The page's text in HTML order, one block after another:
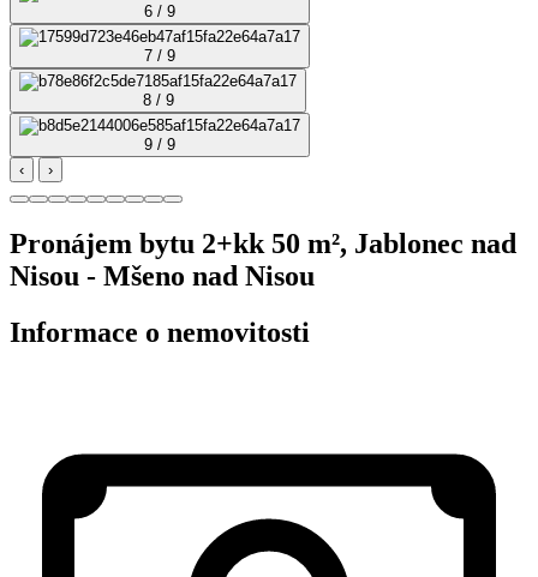
6 / 9
7 / 9
8 / 9
9 / 9
‹
›
Pronájem bytu 2+kk 50 m², Jablonec nad
Nisou - Mšeno nad Nisou
Informace o nemovitosti